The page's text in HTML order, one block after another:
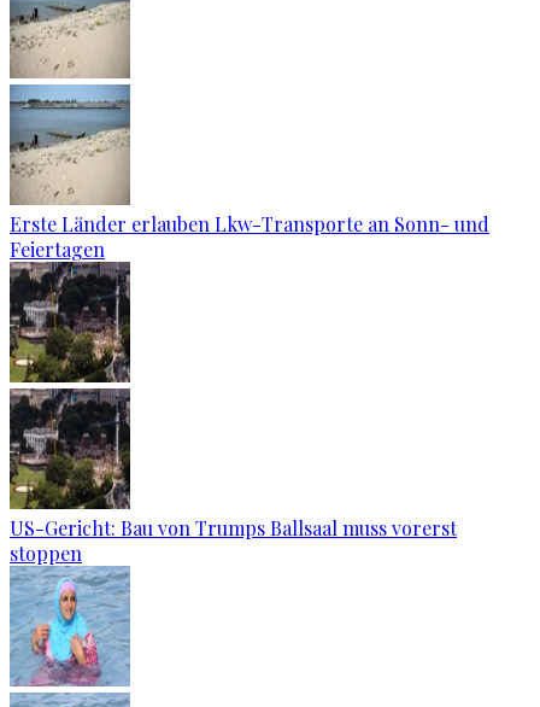
Erste Länder erlauben Lkw-Transporte an Sonn- und
Feiertagen
US-Gericht: Bau von Trumps Ballsaal muss vorerst
stoppen